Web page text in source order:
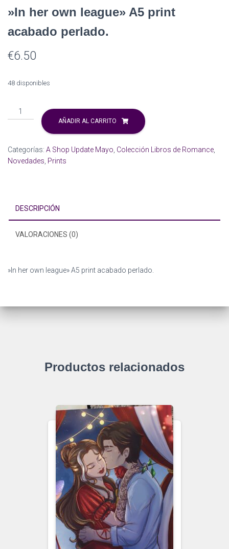
»In her own league» A5 print
acabado perlado.
€6.50
48 disponibles
her
A5
print
AÑADIR AL CARRITO
Categorías: A Shop Update Mayo Colección Libros de Romance
Novedades Prints
DESCRIPCIÓN
VALORACIONES (0)
»In her own league» A5 print acabado perlado.
Productos relacionados